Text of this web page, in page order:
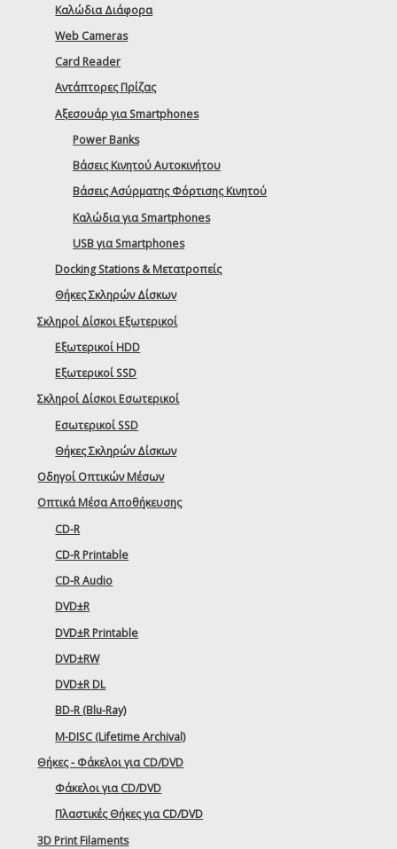
Καλώδια Διάφορα
Web Cameras
Card Reader
Αντάπτορες Πρίζας
Αξεσουάρ για Smartphones
Power Banks
Βάσεις Κινητού Αυτοκινήτου
Βάσεις Ασύρματης Φόρτισης Κινητού
Καλώδια για Smartphones
USB για Smartphones
Docking Stations & Μετατροπείς
Θήκες Σκληρών Δίσκων
Σκληροί Δίσκοι Εξωτερικοί
Εξωτερικοί HDD
Εξωτερικοί SSD
Σκληροί Δίσκοι Εσωτερικοί
Εσωτερικοί SSD
Θήκες Σκληρών Δίσκων
Οδηγοί Οπτικών Μέσων
Οπτικά Μέσα Αποθήκευσης
CD-R
CD-R Printable
CD-R Audio
DVD±R
DVD±R Printable
DVD±RW
DVD±R DL
BD-R (Blu-Ray)
M-DISC (Lifetime Archival)
Θήκες - Φάκελοι για CD/DVD
Φάκελοι για CD/DVD
Πλαστικές Θήκες για CD/DVD
3D Print Filaments